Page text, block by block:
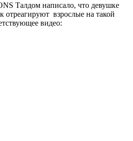
Талдом написало, что девушке
отреагируют взрослые на такой
видео: